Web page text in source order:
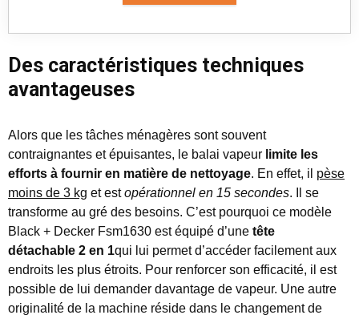
Des caractéristiques techniques
avantageuses
Alors que les tâches ménagères sont souvent
contraignantes et épuisantes, le balai vapeur limite les
efforts à fournir en matière de nettoyage. En effet, il pèse
moins de 3 kg et estopérationnel en 15 secondes. Il se
transforme au gré des besoins. C’est pourquoi ce modèle
Black + Decker Fsm1630 est équipé d’une tête
détachable 2 en 1qui lui permet d’accéder facilement aux
endroits les plus étroits. Pour renforcer son efficacité, il est
possible de lui demander davantage de vapeur. Une autre
originalité de la machine réside dans le changement de